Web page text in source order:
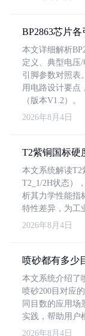
BP2863芯片
本文详细解析
定义、典型电压
引脚参数对照表
用电路设计要点
（版本V1.2）。
2026年8月4日
T2紫铜国标硬
本文系统解读T2
T2_1/2H状态）
析其力学性能指
特性差异，为工
2026年8月4日
喷砂都有多少
本文系统介绍了
喷砂200目对应
同目数的应用场
实践，帮助用户
2026年8月4日